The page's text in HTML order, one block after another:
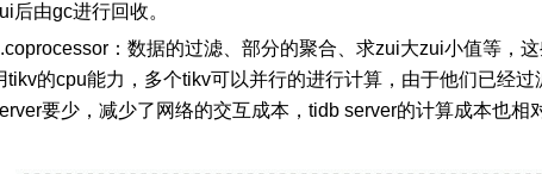
后由gc进行回收。
：数据的过滤、部分的聚合、求zui大zui小值等，
tikv的cpu能力，多个tikv可以并行的进行计算，由于他们已经
要少，减少了网络的交互成本，tidb server的计算成本也相